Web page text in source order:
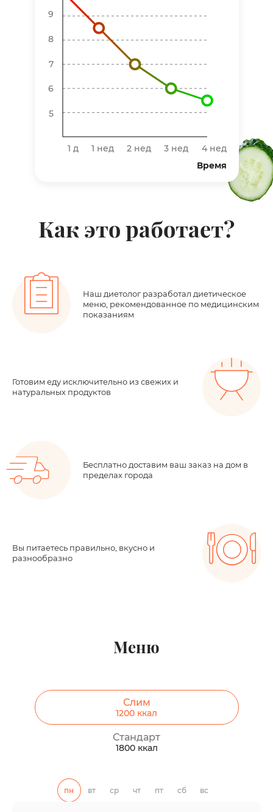
5
6
7
8
9
1 д 1 нед 2 нед 3 нед
4 нед
Время
Как это работает?
Наш диетолог разработал диетическое
меню, рекомендованное по медицинским
показаниям
Готовим еду исключительно из свежих и
натуральных продуктов
Бесплатно доставим ваш заказ на дом в
пределах города
Вы питаетесь правильно, вкусно и
разнообразно
Меню
Слим
1200 ккал
Стандарт
1800ккал
пн вт ср чт пт сб вс